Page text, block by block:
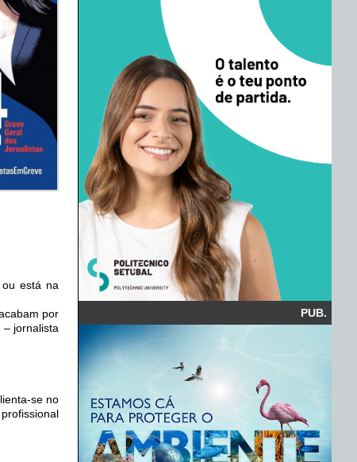
está na
por
– jornalista
se no
PUB.